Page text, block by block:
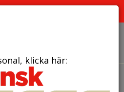
klicka här: